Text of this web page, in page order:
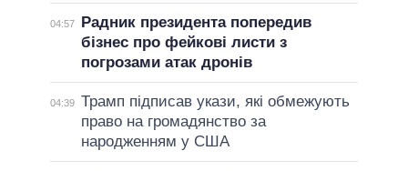
04:57
Радник президента попередив
бізнес про фейкові листи з
погрозами атак дронів
04:39 Трамп підписав укази, які обмежують
право на громадянство за
народженням у США